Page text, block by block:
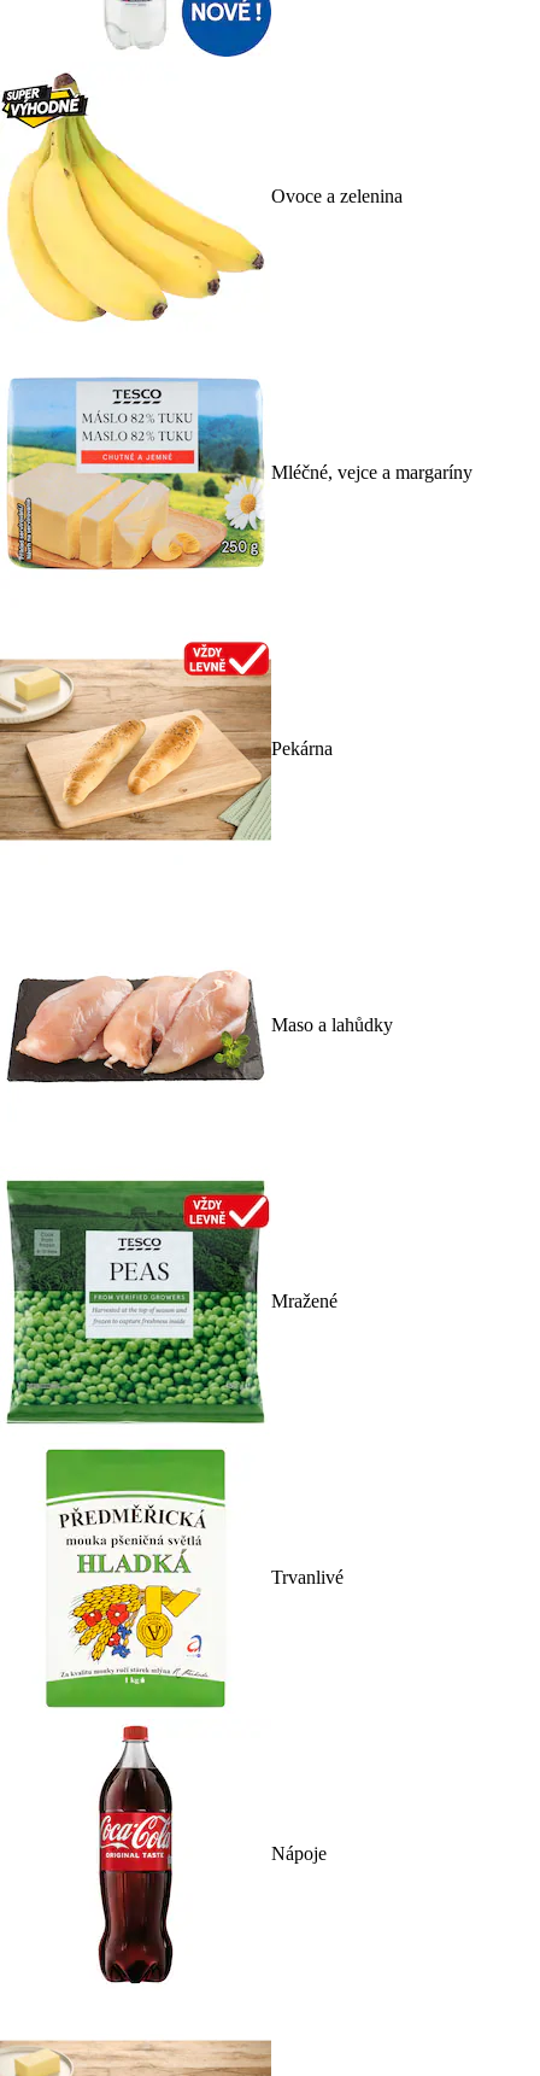
Ovoce a zelenina
Mléčné, vejce a margaríny
Pekárna
Maso a lahůdky
Mražené
Trvanlivé
Nápoje